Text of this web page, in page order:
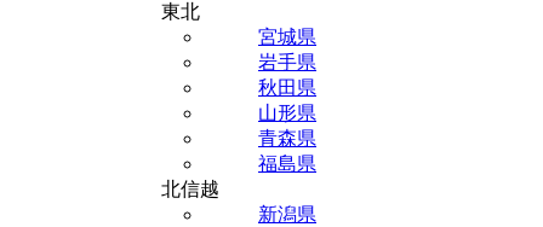
東北
宮城県
岩手県
秋田県
山形県
青森県
福島県
北信越
新潟県